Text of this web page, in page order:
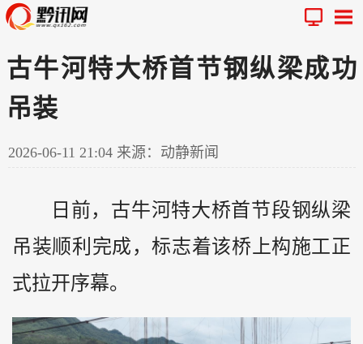
古牛河特大桥首节钢纵梁成功
吊装
2026-06-11 21:04 来源：动静新闻
日前，古牛河特大桥首节段钢纵梁
吊装顺利完成，标志着该桥上构施工正
式拉开序幕。